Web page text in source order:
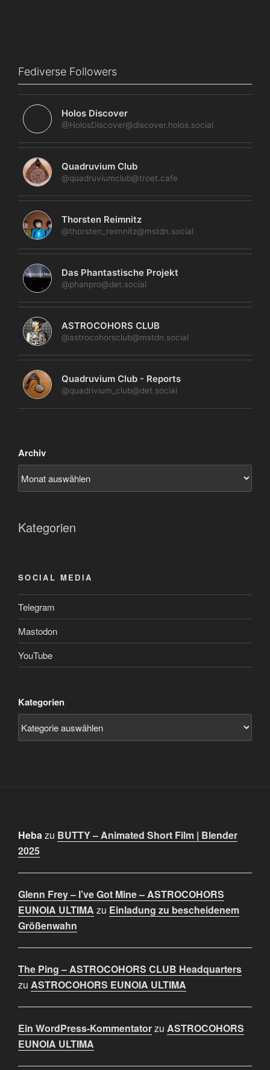
Fediverse Followers
Holos Discover
@HolosDiscover@discover.holos.social
Quadruvium Club
@quadruviumclub@troet.cafe
Thorsten Reimnitz
@thorsten_reimnitz@mstdn.social
Das Phantastische Projekt
@phanpro@det.social
ASTROCOHORS CLUB
@astrocohorsclub@mstdn.social
Quadruvium Club - Reports
@quadrivium_club@det.social
Archiv
Kategorien
SOCIAL MEDIA
Telegram
Mastodon
YouTube
Kategorien
Hebazu BUTTY – Animated Short Film | Blender
2025
Glenn Frey – I’ve Got Mine – ASTROCOHORS
EUNOIA ULTIMA zu Einladung zu bescheidenem
Größenwahn
The Ping – ASTROCOHORS CLUB Headquarters
zu ASTROCOHORS EUNOIA ULTIMA
Ein WordPress-Kommentatorzu ASTROCOHORS
EUNOIA ULTIMA